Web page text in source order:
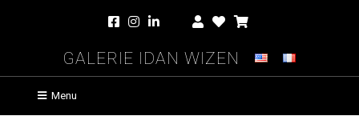
Galerie Idan Wizen
Menu